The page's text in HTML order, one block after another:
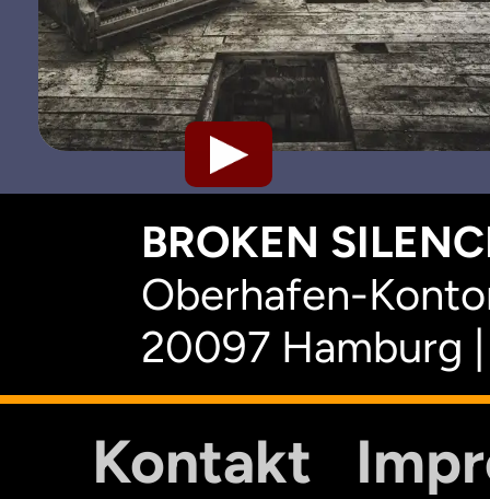
BROKEN
Oberhafen-
20097 Hamburg
Kontakt